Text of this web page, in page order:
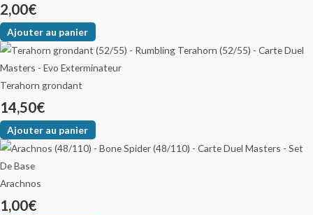
2,00€
Ajouter au panier
Terahorn grondant
14,50€
Ajouter au panier
Arachnos
1,00€